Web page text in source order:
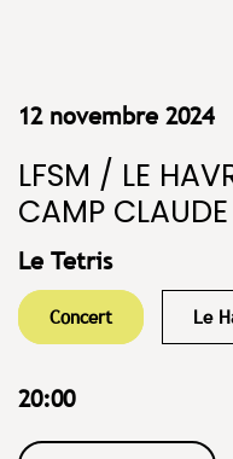
12 novembre 2024
LFSM / LE
CAMP CLAUDE
Le Tetris
Concert Le
20:00